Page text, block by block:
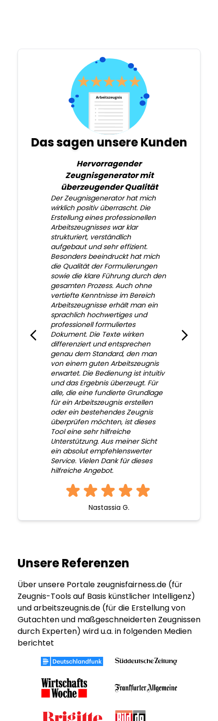
Das sagen unsere Kunden
Hervorragender
Zeugnisgenerator mit
überzeugender Qualität
Der Zeugnisgenerator hat mich
wirklich positiv überrascht. Die
Erstellung eines professionellen
Arbeitszeugnisses war klar
strukturiert, verständlich
aufgebaut und sehr effizient.
Besonders beeindruckt hat mich
die Qualität der Formulierungen
sowie die klare Führung durch den
gesamten Prozess. Auch ohne
vertiefte Kenntnisse im Bereich
Arbeitszeugnisse erhält man ein
sprachlich hochwertiges und
professionell formuliertes
Dokument. Die Texte wirken
differenziert und entsprechen
genau dem Standard, den man
von einem guten Arbeitszeugnis
erwartet. Die Bedienung ist intuitiv
und das Ergebnis überzeugt. Für
alle, die eine fundierte Grundlage
für ein Arbeitszeugnis erstellen
oder ein bestehendes Zeugnis
überprüfen möchten, ist dieses
Tool eine sehr hilfreiche
Unterstützung. Aus meiner Sicht
ein absolut empfehlenswerter
Service. Vielen Dank für dieses
hilfreiche Angebot.
Nastassia G.
Unsere Referenzen
Über unsere Portale zeugnisfairness.de (für
Zeugnis-Tools auf Basis künstlicher Intelligenz)
und arbeitszeugnis.de (für die Erstellung von
Gutachten und maßgeschneiderten Zeugnissen
durch Experten) wird u.a. in folgenden Medien
berichtet